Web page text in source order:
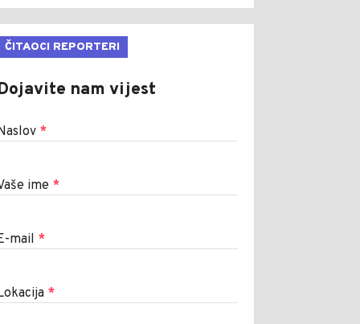
ČITAOCI REPORTERI
nam vijest
*
ime *
mail *
*